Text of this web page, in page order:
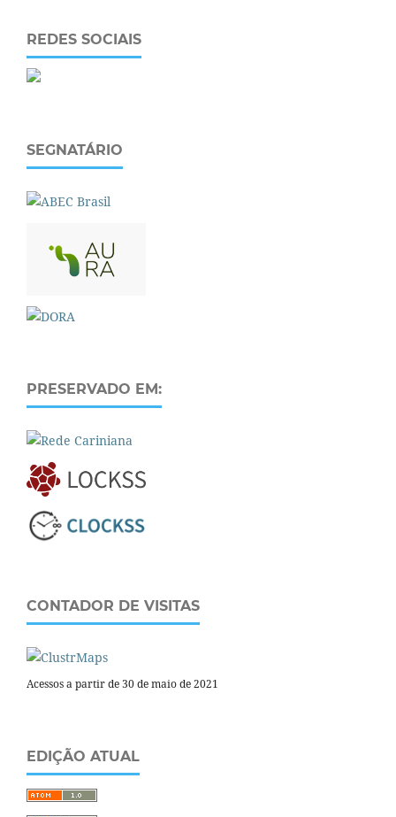
REDES SOCIAIS
SEGNATÁRIO
PRESERVADO EM:
CONTADOR DE VISITAS
Acessos a partir de 30 de maio de 2021
EDIÇÃO ATUAL